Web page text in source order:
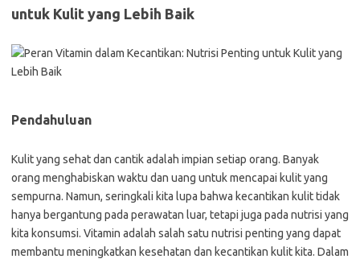
untuk Kulit yang Lebih Baik
Pendahuluan
Kulit yang sehat dan cantik adalah impian setiap orang. Banyak
orang menghabiskan waktu dan uang untuk mencapai kulit yang
sempurna. Namun, seringkali kita lupa bahwa kecantikan kulit tidak
hanya bergantung pada perawatan luar, tetapi juga pada nutrisi yang
kita konsumsi. Vitamin adalah salah satu nutrisi penting yang dapat
membantu meningkatkan kesehatan dan kecantikan kulit kita. Dalam